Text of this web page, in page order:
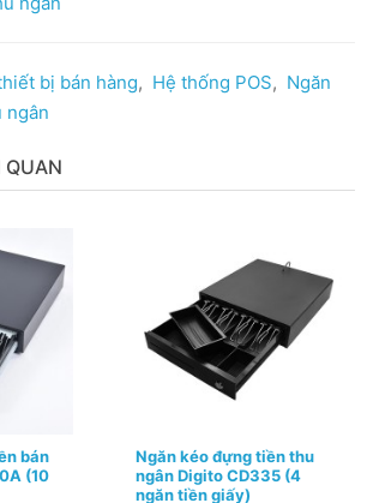
bị bán hàng, Hệ thống POS, Ngăn
ngân
QUAN
bán
(10
Ngăn kéo đựng tiền thu
ngân Digito CD335 (4
ngăn tiền giấy)